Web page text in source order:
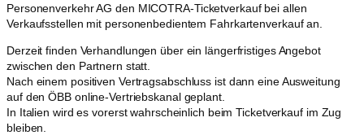
Personenverkehr AG den MICOTRA-Ticketverkauf bei allen
Verkaufsstellen mit personenbedientem Fahrkartenverkauf an.
Derzeit finden Verhandlungen über ein längerfristiges Angebot
zwischen den Partnern statt.
Nach einem positiven Vertragsabschluss ist dann eine Ausweitung
auf den ÖBB online-Vertriebskanal geplant.
In Italien wird es vorerst wahrscheinlich beim Ticketverkauf im Zug
bleiben.